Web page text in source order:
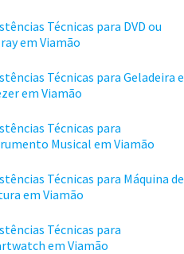
Técnicas para DVD ou
em Viamão
Técnicas para Geladeira e
em Viamão
Técnicas para
Musical em Viamão
Técnicas para Máquina de
em Viamão
Técnicas para
em Viamão